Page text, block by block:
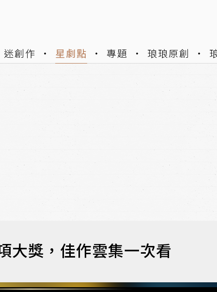
迷創作 星劇點 專題 琅琅原創
大獎，佳作雲集一次看